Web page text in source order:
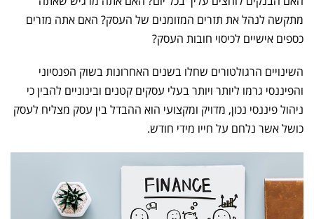
מתקשה לנהל את תזרים המזומנים של העסק? האם אתה מזרים
כספים אישיים לכיסוי חובות העסק?
השינויים הרגולטורים שחלו בשנים האחרונות בשוק הפנסיוני
והפיננסי גרמו ליותר ויותר בעלי עסקים קטנים ובינוניים להבין כי
ניהול פיננסי נכון, מדויק ומקצועי הוא ההבדל בין עסק מצליח לעסק
כושל אשר נלחם על חייו מידי חודש.